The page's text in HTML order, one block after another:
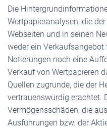
Die
Wertpapieranalysen, die der
Webseiten und in seinen
weder ein Verkaufsangebot
Notierungen noch eine
Verkauf von Wertpapieren
Quellen zugrunde, die der
vertrauenswürdig erachtet.
Vermögensschäden, die
Ausführungen bzw. der